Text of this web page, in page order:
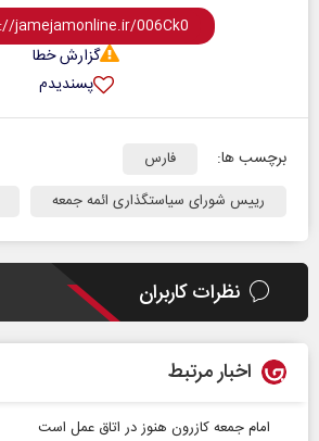
گزارش خطا
پسندیدم
برچسب ها:
فارس
رییس شورای سیاستگذاری ائمه جمعه
نظرات کاربران
اخبار مرتبط
امام جمعه کازرون هنوز در اتاق عمل است